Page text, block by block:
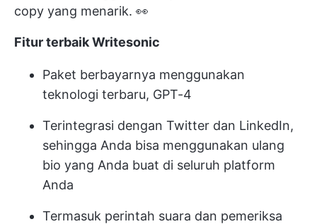
copy yang menarik. 👀
Fitur terbaik Writesonic
Paket berbayarnya menggunakan
teknologi terbaru, GPT-4
Terintegrasi dengan Twitter dan LinkedIn,
sehingga Anda bisa menggunakan ulang
bio yang Anda buat di seluruh platform
Anda
Termasuk perintah suara dan pemeriksa